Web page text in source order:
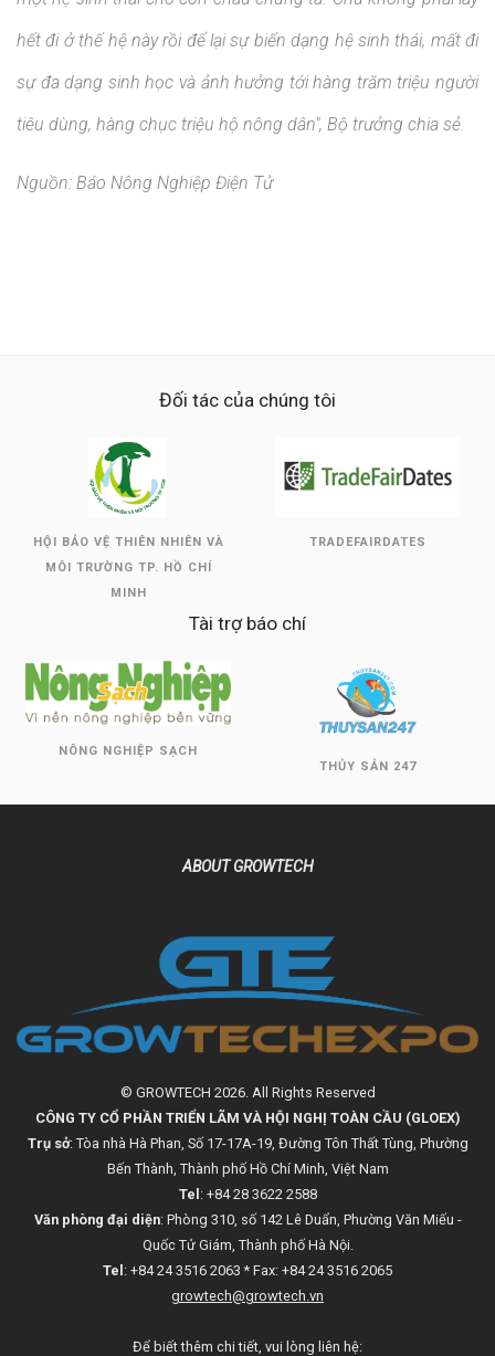
hết đi ở thế hệ này rồi để lại sự biến dạng hệ sinh thái, mất đi
sự đa dạng sinh học và ảnh hưởng tới hàng trăm triệu người
tiêu dùng, hàng chục triệu hộ nông dân", Bộ trưởng chia sẻ.
Nguồn: Báo Nông Nghiệp Điện Tử
Đối tác của chúng tôi
HỘI BẢO VỆ THIÊN NHIÊN VÀ
MÔI TRƯỜNG TP. HỒ CHÍ
MINH
TRADEFAIRDATES
Tài trợ báo chí
NÔNG NGHIỆP SẠCH
THỦY SẢN 247
ABOUT GROWTECH
© GROWTECH 2026. All Rights Reserved
CÔNG TY CỔ PHẦN TRIỂN LÃM VÀ HỘI NGHỊ TOÀN CẦU (GLOEX)
Trụ sở: Tòa nhà Hà Phan, Số 17-17A-19, Đường Tôn Thất Tùng, Phường
Bến Thành, Thành phố Hồ Chí Minh, Việt Nam
Tel : +84 28 3622 2588
Văn phòng đại diện: Phòng 310, số 142 Lê Duẩn, Phường Văn Miếu -
Quốc Tử Giám, Thành phố Hà Nội.
Tel : +84 24 3516 2063 * Fax: +84 24 3516 2065
growtech@growtech.vn
Để biết thêm chi tiết, vui lòng liên hệ: